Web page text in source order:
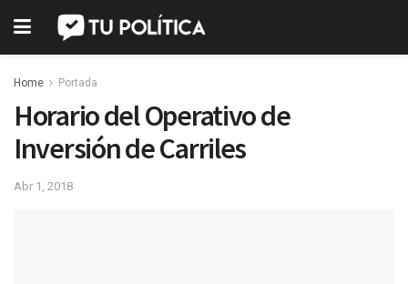
Home Portada
Horario del Operativo de
Inversión de Carriles
Abr 1, 2018